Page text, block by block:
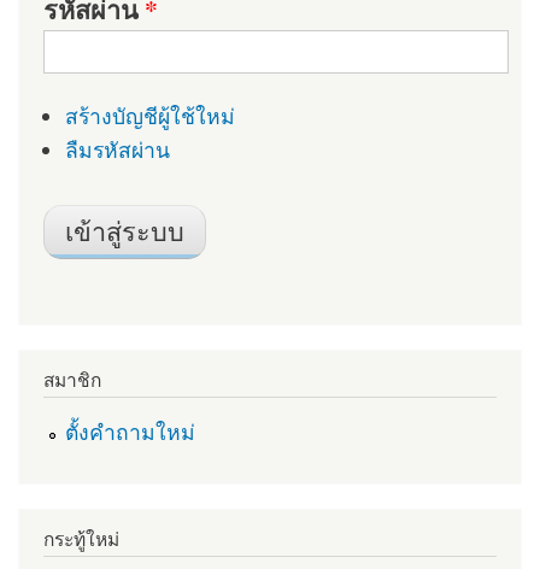
รหัสผ่าน*
สร้างบัญชีผู้ใช้ใหม่
ลืมรหัสผ่าน
สมาชิก
ตั้งคำถามใหม่
กระทู้ใหม่